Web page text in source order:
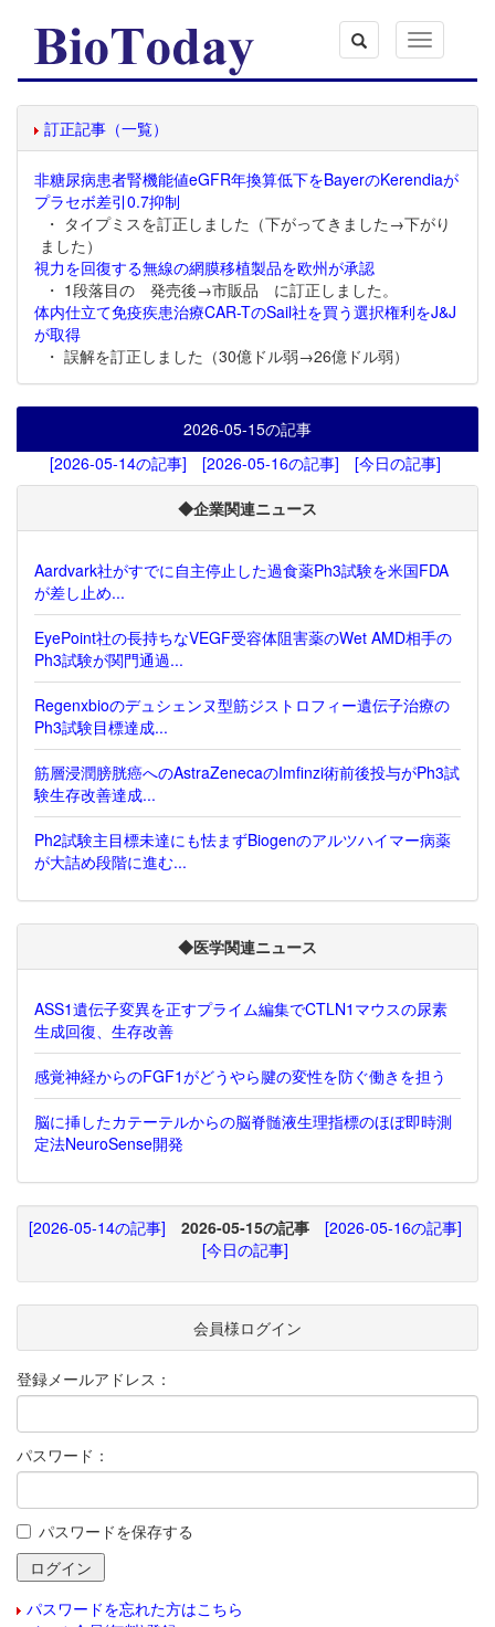
Toggle
navigation
訂正記事（一覧）
非糖尿病患者腎機能値eGFR年換算低下をBayerのKerendiaが
プラセボ差引0.7抑制
・ タイプミスを訂正しました（下がってきました→下がり
ました）
視力を回復する無線の網膜移植製品を欧州が承認
・ 1段落目の 発売後→市販品 に訂正しました。
体内仕立て免疫疾患治療CAR-TのSail社を買う選択権利をJ&J
が取得
・ 誤解を訂正しました（30億ドル弱→26億ドル弱）
2026-05-15の記事
[2026-05-14の記事]
[2026-05-16の記事] [今日の記事]
◆企業関連ニュース
Aardvark社がすでに自主停止した過食薬Ph3試験を米国FDA
が差し止め...
EyePoint社の長持ちなVEGF受容体阻害薬のWet AMD相手の
Ph3試験が関門通過...
Regenxbioのデュシェンヌ型筋ジストロフィー遺伝子治療の
Ph3試験目標達成...
筋層浸潤膀胱癌へのAstraZenecaのImfinzi術前後投与がPh3試
験生存改善達成...
Ph2試験主目標未達にも怯まずBiogenのアルツハイマー病薬
が大詰め段階に進む...
◆医学関連ニュース
ASS1遺伝子変異を正すプライム編集でCTLN1マウスの尿素
生成回復、生存改善
感覚神経からのFGF1がどうやら腱の変性を防ぐ働きを担う
脳に挿したカテーテルからの脳脊髄液生理指標のほぼ即時測
定法NeuroSense開発
[2026-05-14の記事] 2026-05-15の記事
[2026-05-16の記事]
[今日の記事]
会員様ログイン
登録メールアドレス：
パスワード：
パスワードを保存する
パスワードを忘れた方はこちら